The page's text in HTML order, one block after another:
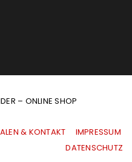
– ONLINE SHOP
& KONTAKT
IMPRESSUM
|DATENSCHUTZ